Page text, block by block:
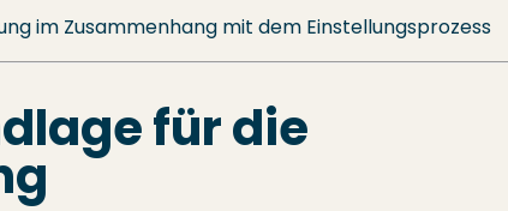
im Zusammenhang mit dem Einstellungsprozess
für die